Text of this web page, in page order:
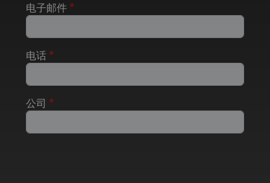
电子邮件
电话
公司